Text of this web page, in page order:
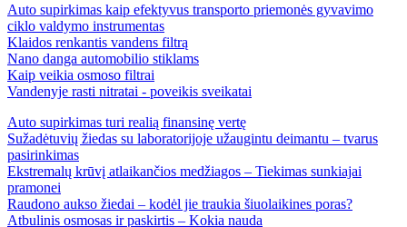
Auto supirkimas kaip efektyvus transporto priemonės gyvavimo
ciklo valdymo instrumentas
Klaidos renkantis vandens filtrą
Nano danga automobilio stiklams
Kaip veikia osmoso filtrai
Vandenyje rasti nitratai - poveikis sveikatai
Auto supirkimas turi realią finansinę vertę
Sužadėtuvių žiedas su laboratorijoje užaugintu deimantu – tvarus
pasirinkimas
Ekstremalų krūvį atlaikančios medžiagos – Tiekimas sunkiajai
pramonei
Raudono aukso žiedai – kodėl jie traukia šiuolaikines poras?
Atbulinis osmosas ir paskirtis – Kokia nauda